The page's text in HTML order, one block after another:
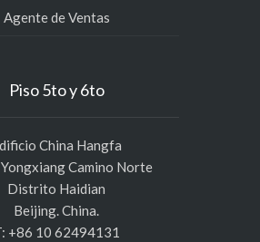
Agente de Ventas
Piso 5to y 6to
China Hangfa
Yongxiang Camino Norte
Distrito Haidian
Beijing. China.
+86 10 62494131